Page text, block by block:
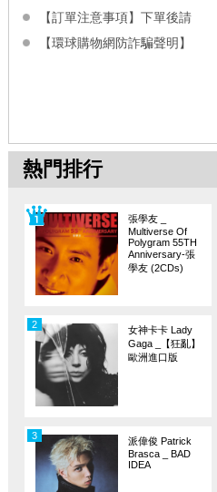
【訂單注意事項】下單後請
【環球購物網防詐騙聲明】
熱門排行
張學友 _
Multiverse Of
Polygram 55TH
Anniversary-張
學友 (2CDs)
女神卡卡 Lady
Gaga _【狂亂】
歐洲進口版
2
派偉俊 Patrick
Brasca _ BAD
IDEA
3